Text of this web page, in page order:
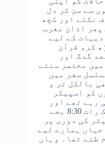
سے سن کر دل
نکلے اور کچھ
اذان مغرب
کے لیے
کر، قرآن
گدگ اور
میں مختصر سنتے
سفر میں
بالکل تر و
کو اسپیکر
رہے تھے اور
لطف اندوز ہو رہے تھے۔ ٹھیک رات 8:30 بجے
گدگ سے ۵ کلومیٹر کی دوری پر
ہمارے لیے
طئے تھا۔ وہاں